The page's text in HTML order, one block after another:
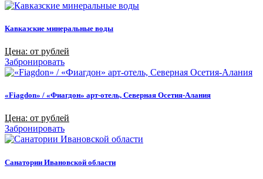
Кавказские минеральные воды
Цена: от рублей
Забронировать
«Fiagdon» / «Фиагдон» арт-отель, Северная Осетия-Алания
Цена: от рублей
Забронировать
Санатории Ивановской области